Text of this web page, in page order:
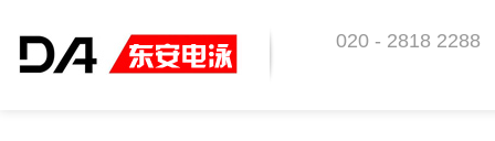
020 - 2818 2288